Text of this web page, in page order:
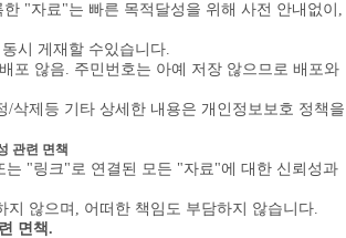
"자료"는 빠른 목적달성을 위해 사전 안내없이,
시 게재할 수있습니다.
포 않음. 주민번호는 아예 저장 않으므로 배포와
/삭제등 기타 상세한 내용은 개인정보보호 정책을
관련 면책
는 "링크"로 연결된 모든 "자료"에 대한 신뢰성과
지 않으며, 어떠한 책임도 부담하지 않습니다.
면책.